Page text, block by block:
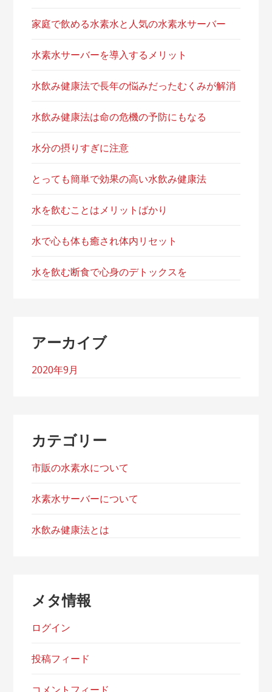
家庭で飲める水素水と人気の水素水サーバー
水素水サーバーを導入するメリット
水飲み健康法で長年の悩みだったむくみが解消
水飲み健康法は命の危機の予防にもなる
水分の摂りすぎに注意
とっても簡単で効果の高い水飲み健康法
水を飲むことはメリットばかり
水で心も体も癒され体内リセット
水を飲む断食で心身のデトックスを
アーカイブ
2020年9月
カテゴリー
市販の水素水について
水素水サーバーについて
水飲み健康法とは
メタ情報
ログイン
投稿フィード